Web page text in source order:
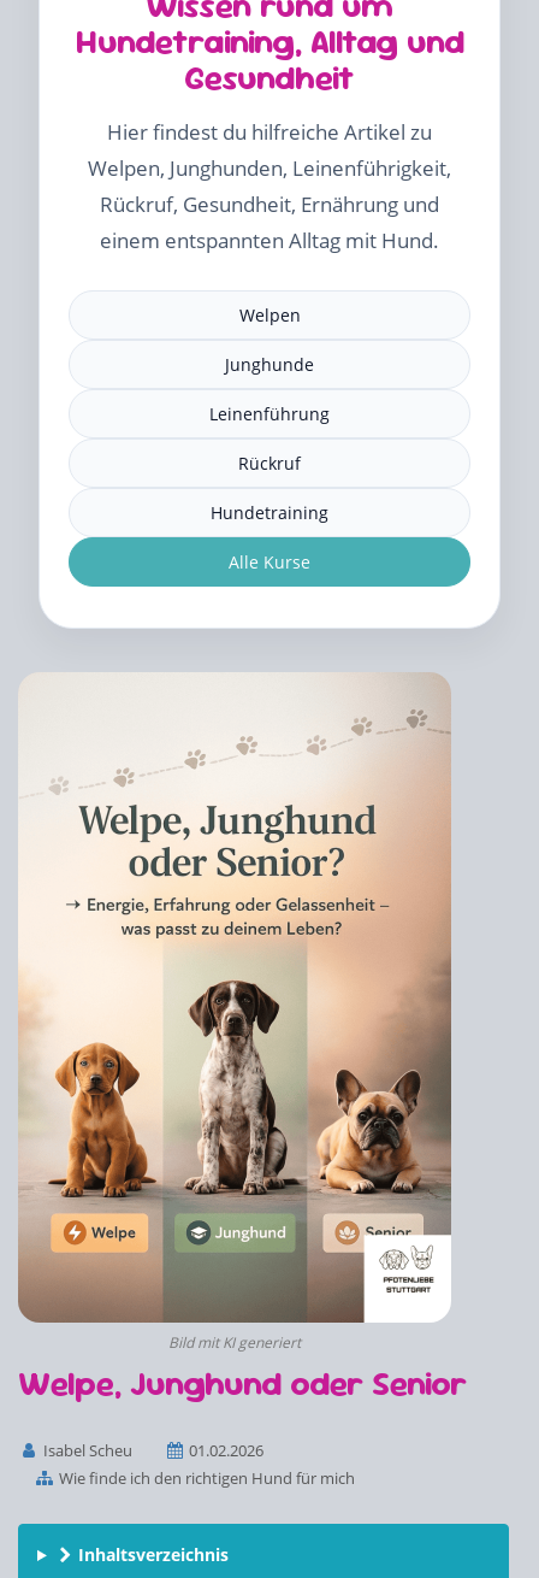
Hundetraining, Alltag und
Gesundheit
Hier findest du hilfreiche Artikel zu
Welpen, Junghunden, Leinenführigkeit,
Rückruf, Gesundheit, Ernährung und
einem entspannten Alltag mit Hund.
Welpen
Junghunde
Leinenführung
Rückruf
Hundetraining
Alle Kurse
Bild mit KI generiert
Welpe, Junghund oder Senior
Isabel Scheu
01.02.2026
Wie finde ich den richtigen Hund für mich
Inhaltsverzeichnis